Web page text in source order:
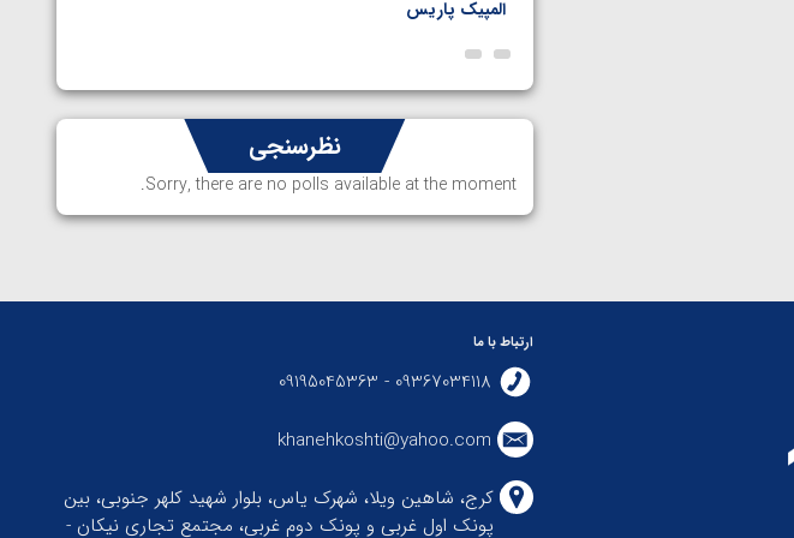
المپیک پاریس
نظرسنجی
Sorry, there are no polls available at the moment.
ارتباط با ما
09367034118 - 09195045363
khanehkoshti@yahoo.com
کرج، شاهین ویلا، شهرک یاس، بلوار شهید کلهر جنوبی، بین
پونک اول غربی و پونک دوم غربی، مجتمع تجاری نیکان -